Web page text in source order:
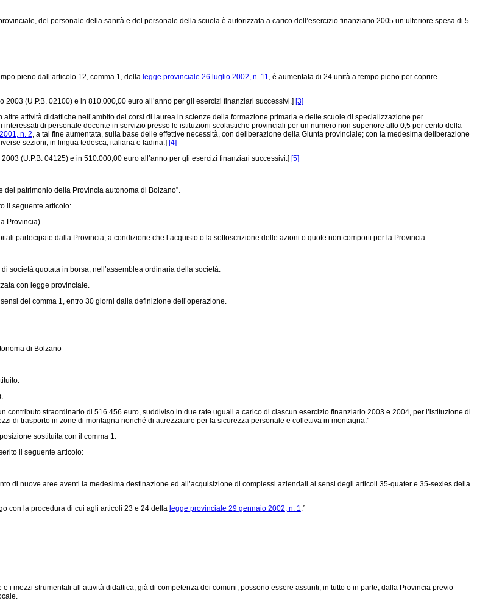
del personale della sanità e del personale della scuola è autorizzata a carico dell’esercizio finanziario 2005 un’ulteriore spesa di 5
pieno dall’articolo 12, comma 1, della legge provinciale 26 luglio 2002, n. 11, è aumentata di 24 unità a tempo pieno per coprire
(U.P.B. 02100) e in 810.000,00 euro all’anno per gli esercizi finanziari successivi.] [3]
attività didattiche nell’ambito dei corsi di laurea in scienze della formazione primaria e delle scuole di specializzazione per
di personale docente in servizio presso le istituzioni scolastiche provinciali per un numero non superiore allo 0,5 per cento della
n. 2, a tal fine aumentata, sulla base delle effettive necessità, con deliberazione della Giunta provinciale; con la medesima deliberazione
sezioni, in lingua tedesca, italiana e ladina.] [4]
(U.P.B. 04125) e in 510.000,00 euro all’anno per gli esercizi finanziari successivi.] [5]
del patrimonio della Provincia autonoma di Bolzano”.
il seguente articolo:
Provincia).
partecipate dalla Provincia, a condizione che l’acquisto o la sottoscrizione delle azioni o quote non comporti per la Provincia:
società quotata in borsa, nell’assemblea ordinaria della società.
con legge provinciale.
del comma 1, entro 30 giorni dalla definizione dell’operazione.
di Bolzano-
straordinario di 516.456 euro, suddiviso in due rate uguali a carico di ciascun esercizio finanziario 2003 e 2004, per l’istituzione di
di trasporto in zone di montagna nonché di attrezzature per la sicurezza personale e collettiva in montagna.”
sostituita con il comma 1.
il seguente articolo:
di nuove aree aventi la medesima destinazione ed all’acquisizione di complessi aziendali ai sensi degli articoli 35-quater e 35-sexies della
con la procedura di cui agli articoli 23 e 24 della legge provinciale 29 gennaio 2002, n. 1.”
mezzi strumentali all’attività didattica, già di competenza dei comuni, possono essere assunti, in tutto o in parte, dalla Provincia previo